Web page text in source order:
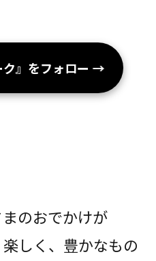
』をフォロー →
のおでかけが
しく、豊かなもの